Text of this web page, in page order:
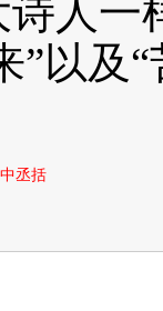
人一
”以及
丞括